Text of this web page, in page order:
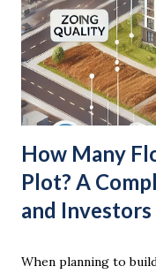
How Many
Plot? A
and Investors
When planning to